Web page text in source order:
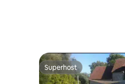
Superhost
Superhost